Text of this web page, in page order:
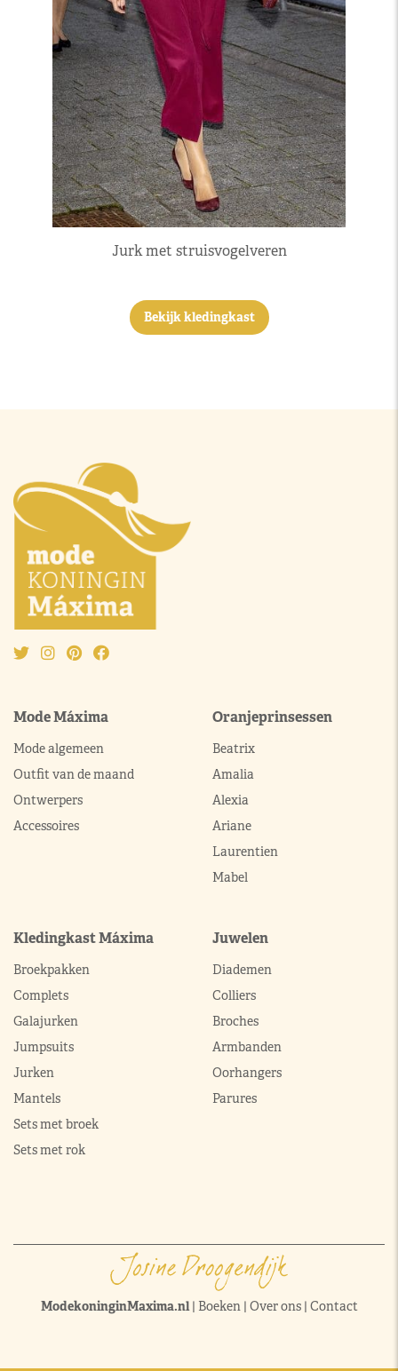
Jurk met struisvogelveren
Bekijk kledingkast
Mode Máxima
Mode algemeen
Outfit van de maand
Ontwerpers
Accessoires
Oranjeprinsessen
Beatrix
Amalia
Alexia
Ariane
Laurentien
Mabel
Kledingkast Máxima
Broekpakken
Complets
Galajurken
Jumpsuits
Jurken
Mantels
Sets met broek
Sets met rok
Juwelen
Diademen
Colliers
Broches
Armbanden
Oorhangers
Parures
ModekoninginMaxima.nl| Boeken| Over ons| Contact